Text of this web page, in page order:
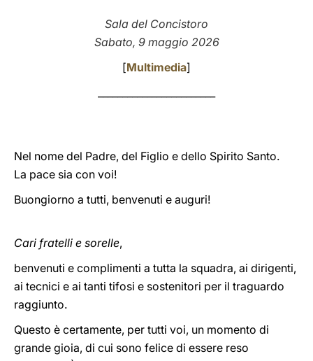
Sala del Concistoro
Sabato, 9 maggio 2026
[Multimedia]
Nel nome del Padre, del Figlio e dello Spirito Santo.
La pace sia con voi!
Buongiorno a tutti, benvenuti e auguri!
Cari fratelli e sorelle,
benvenuti e complimenti a tutta la squadra, ai dirigenti,
ai tecnici e ai tanti tifosi e sostenitori per il traguardo
raggiunto.
Questo è certamente, per tutti voi, un momento di
grande gioia, di cui sono felice di essere reso